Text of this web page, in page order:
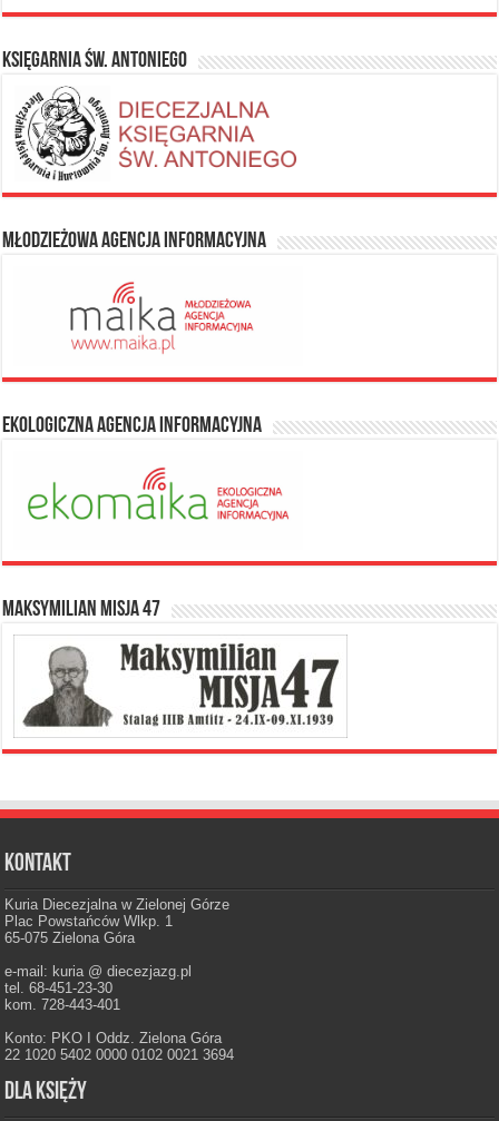
Księgarnia Św. Antoniego
Młodzieżowa Agencja Informacyjna
Ekologiczna Agencja Informacyjna
Maksymilian Misja 47
Kontakt
Kuria Diecezjalna w Zielonej Górze
Plac Powstańców Wlkp. 1
65-075 Zielona Góra
e-mail: kuria @ diecezjazg.pl
tel. 68-451-23-30
kom. 728-443-401
Konto: PKO I Oddz. Zielona Góra
22 1020 5402 0000 0102 0021 3694
Dla księży